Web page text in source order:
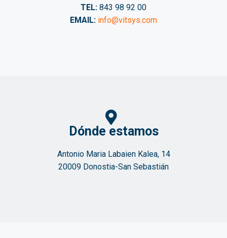
TEL: 843 98 92 00
EMAIL: info@vitsys.com
Dónde estamos
Antonio Maria Labaien Kalea, 14
20009 Donostia-San Sebastián